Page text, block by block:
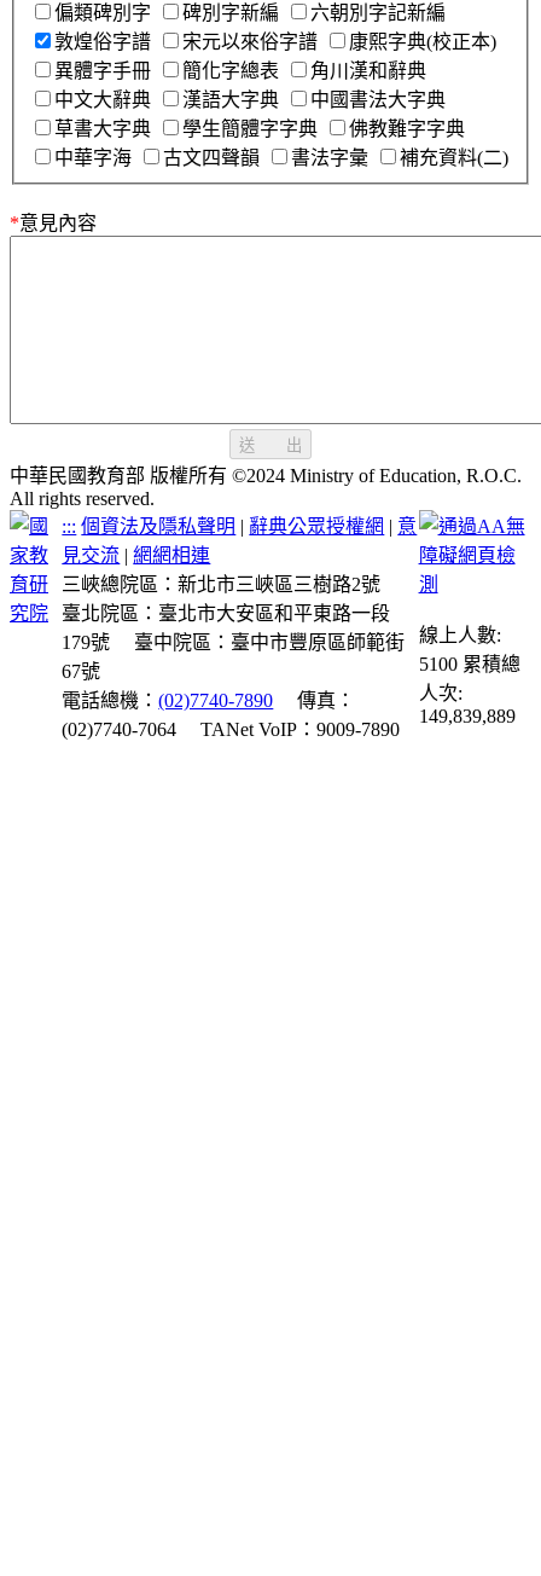
偏類碑別字
碑別字新編
六朝別字記新編
敦煌俗字譜
宋元以來俗字譜
康熙字典(校正本)
異體字手冊
簡化字總表
角川漢和辭典
中文大辭典
漢語大字典
中國書法大字典
草書大字典
學生簡體字字典
佛教難字字典
中華字海
古文四聲韻 書法字彙 補充資料(二)
*意見內容
送 出
中華民國教育部 版權所有 ©2024 Ministry of Education, R.O.C.
All rights reserved.
::: 個資法及隱私聲明 | 辭典公眾授權網 | 意
見交流 |網網相連
三峽總院區：新北市三峽區三樹路2號
臺北院區：臺北市大安區和平東路一段
179號
臺中院區：臺中市豐原區師範街
67號
電話總機：(02)7740-7890
傳真：
(02)7740-7064
TANet VoIP：9009-7890
線上人數:
5100 累積總
人次:
149,839,889